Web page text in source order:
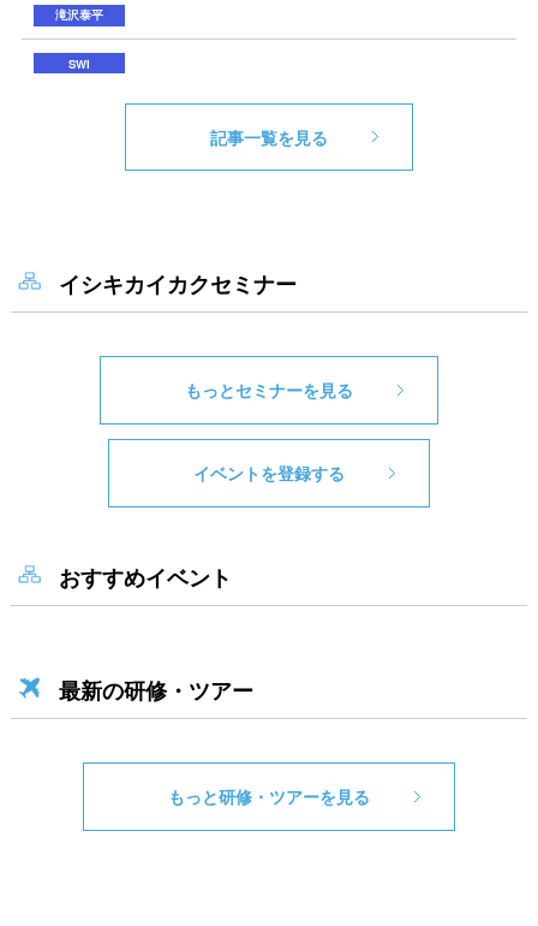
記事一覧を見る
イシキカイカクセミナー
もっとセミナーを見る
イベントを登録する
おすすめイベント
最新の研修・ツアー
もっと研修・ツアーを見る